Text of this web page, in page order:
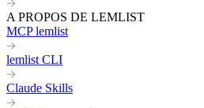
A PROPOS DE LEMLIST
MCP lemlist
lemlist CLI
Claude Skills